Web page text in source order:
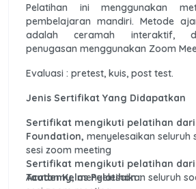
Pelatihan ini menggunakan
pembelajaran mandiri. Metode
adalah ceramah interaktif,
penugasan menggunakan Zoom
Evaluasi : pretest, kuis, post test.
Jenis Sertifikat Yang Didapatkan
Sertifikat mengikuti pelatihan dari
Foundation, menyelesaikan seluruh
sesi zoom meeting
Sertifikat mengikuti pelatihan dari
Academy,menyelesaikan seluruh
Tautan Kelas Pelatihan :